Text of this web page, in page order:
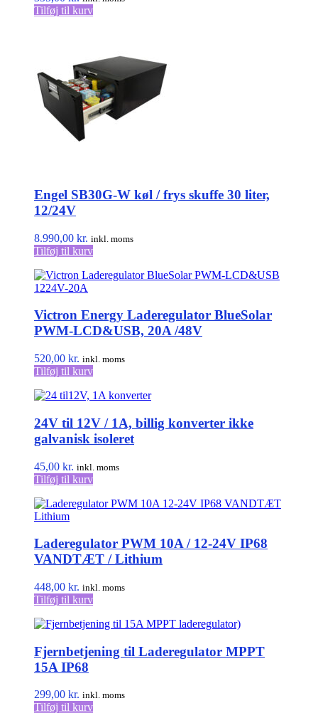
Tilføj til kurv
Engel SB30G-W køl / frys skuffe 30 liter,
12/24V
8.990,00 kr. inkl. moms
Tilføj til kurv
Victron Energy Laderegulator BlueSolar
PWM-LCD&USB, 20A /48V
520,00 kr. inkl. moms
Tilføj til kurv
24V til 12V / 1A, billig konverter ikke
galvanisk isoleret
45,00 kr. inkl. moms
Tilføj til kurv
Laderegulator PWM 10A / 12-24V IP68
VANDTÆT / Lithium
448,00 kr. inkl. moms
Tilføj til kurv
Fjernbetjening til Laderegulator MPPT
15A IP68
299,00 kr. inkl. moms
Tilføj til kurv